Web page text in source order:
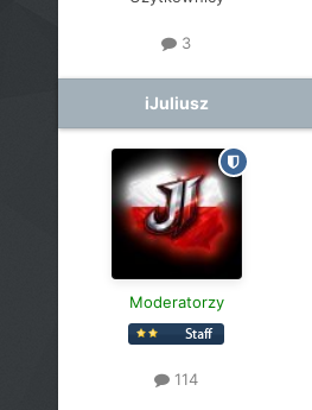
3
iJuliusz
Moderatorzy
114